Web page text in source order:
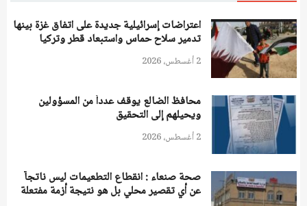
اعتراضات إسرائيلية جديدة على اتفاق غزة بينها
تدمير سلاح حماس واستبعاد قطر وتركيا
2 أغسطس، 2026
محافظ الضالع يوقف عدداً من المسؤولين
ويحيلهم إلى التحقيق
2 أغسطس، 2026
صحة صنعاء : انقطاع التطعيمات ليس ناتجاً
عن أي تقصير محلي بل هو نتيجة أزمة مفتعلة